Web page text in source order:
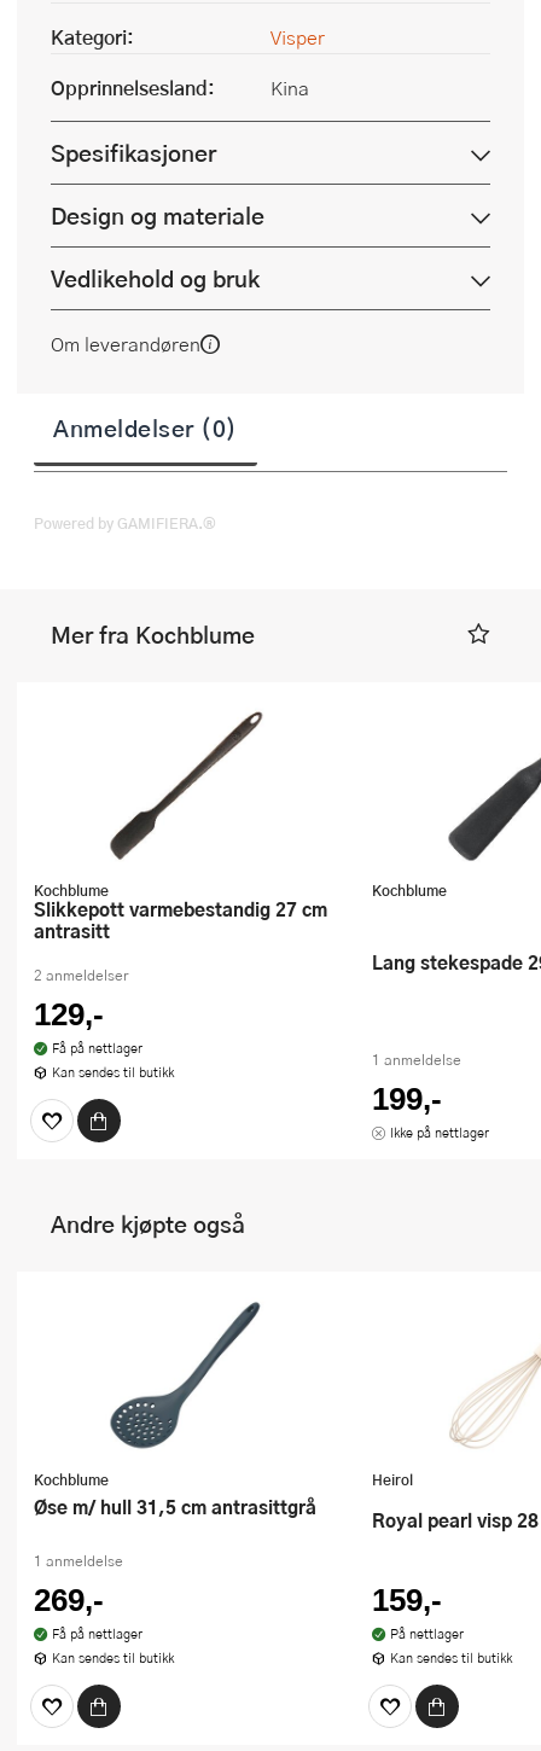
Kategori:
Visper
Opprinnelsesland:
Kina
Spesifikasjoner
Design og materiale
Vedlikehold og bruk
Om leverandøren
Anmeldelser (0)
Powered by GAMIFIERA.®
Mer fra Kochblume
Kochblume
Slikkepott varmebestandig 27 cm
antrasitt
2 anmeldelser
129,-
Få på nettlager
Kan sendes til butikk
Kochblume
Lang stekespade
1 anmeldelse
199,-
Ikke på nettlager
Andre kjøpte også
Kochblume
Øse m/ hull 31,5 cm antrasittgrå
1 anmeldelse
269,-
Få på nettlager
Kan sendes til butikk
Heirol
Royal pearl visp
159,-
På nettlager
Kan sendes til butikk